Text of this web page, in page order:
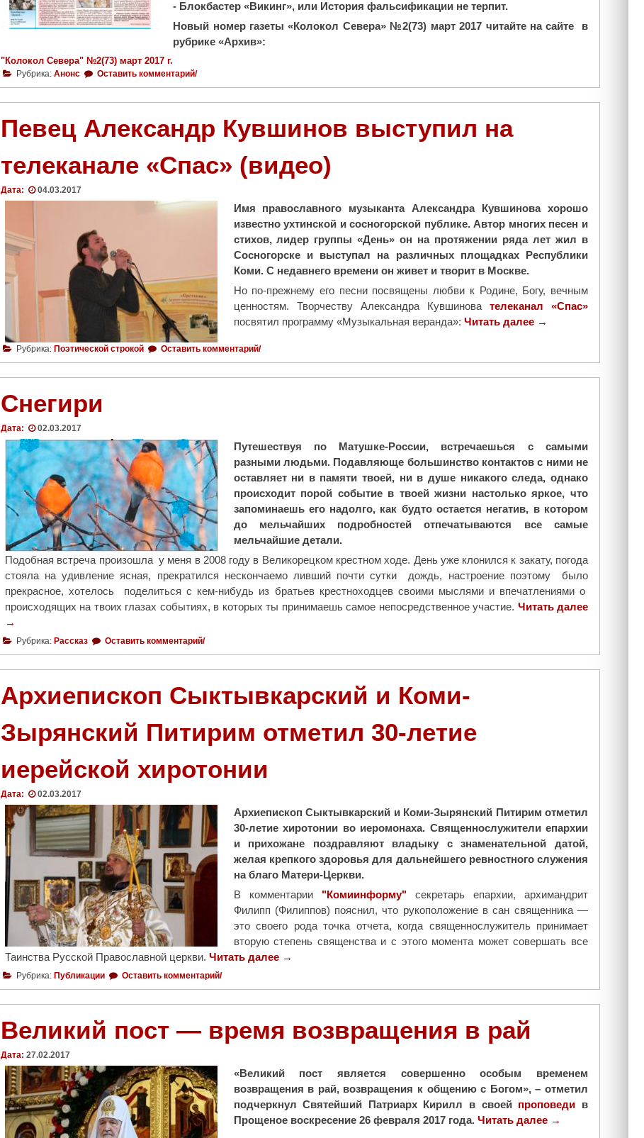
н
и
- Блокбастер «Викинг», или История фальсификации не терпит.
Новый номер газеты «Колокол Севера» №2(73) март 2017 читайте на сайте в
рубрике «Архив»:
"Колокол Севера" №2(73) март 2017 г.
Рубрика: Анонс Оставить комментарий/
Певец Александр Кувшинов выступил на
телеканале «Спас» (видео)
Дата: 04.03.2017
Имя православного музыканта Александра Кувшинова хорошо
известно ухтинской и сосногорской публике. Автор многих песен и
стихов, лидер группы «День» он на протяжении ряда лет жил в
Сосногорске и выступал на различных площадках Республики
Коми. С недавнего времени он живет и творит в Москве.
Но по-прежнему его песни посвящены любви к Родине, Богу, вечным
ценностям. Творчеству Александра Кувшинова телеканал «Спас»
посвятил программу «Музыкальная веранда»: Читать далее "
к
с
а
н
д
К
у
в
ш
к
а
н
а
«
С
»
в
и
→
Рубрика: Поэтической строкой Оставить комментарий/
Снегири
Дата: 02.03.2017
Путешествуя по Матушке-России, встречаешься с самыми
разными людьми. Подавляюще большинство контактов с ними не
оставляет ни в памяти твоей, ни в душе никакого следа, однако
происходит порой событие в твоей жизни настолько яркое, что
запоминаешь его надолго, как будто остается негатив, в котором
до мельчайших подробностей отпечатываются все самые
мельчайшие детали.
Подобная встреча произошла у меня в 2008 году в Великорецком крестном ходе. День уже клонился к закату, погода
стояла на удивление ясная, прекратился нескончаемо ливший почти сутки дождь, настроение поэтому было
прекрасное, хотелось поделиться с кем-нибудь из братьев крестноходцев своими мыслями и впечатлениями о
происходящих на твоих глазах событиях, в которых ты принимаешь самое непосредственное участие. Читать далее
е
г
→
Рубрика: Рассказ Оставить комментарий/
Архиепископ Сыктывкарский и Коми-
Зырянский Питирим отметил 30-летие
иерейской хиротонии
Дата: 02.03.2017
Архиепископ Сыктывкарский и Коми-Зырянский Питирим отметил
30-летие хиротонии во иеромонаха. Священнослужители епархии
и прихожане поздравляют владыку с знаменательной датой,
желая крепкого здоровья для дальнейшего ревностного служения
на благо Матери-Церкви.
В комментарии "Комиинформу"секретарь епархии, архимандрит
Филипп (Филиппов) пояснил, что рукоположение в сан священника —
это своего рода точка отчета, когда священнослужитель принимает
вторую степень священства и с этого момента может совершать все
Таинства Русской Православной церкви. Читать далее "
р
х
о
→
Рубрика: Публикации Оставить комментарий/
Великий пост — время возвращения в рай
Дата: 27.02.2017
«Великий пост является совершенно особым временем
возвращения в рай, возвращения к общению с Богом», – отметил
подчеркнул Святейший Патриарх Кирилл в своей проповеди в
Прощеное воскресение 26 февраля 2017 года. Читать далее "→